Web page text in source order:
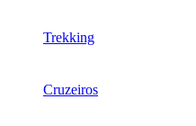
Trekking
Cruzeiros